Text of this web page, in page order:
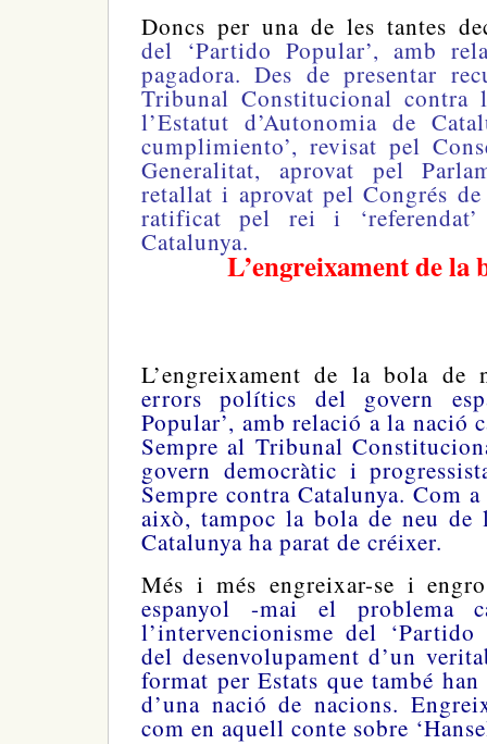
Doncs per una de les tantes
del ‘Partido Popular’, amb
pagadora. Des de presentar
Tribunal Constitucional contra
l’Estatut d’Autonomia de
cumplimiento’, revisat pel
Generalitat, aprovat pel
retallat i aprovat pel Congrés
ratificat pel rei i
Catalunya.
L’engreixament de la
L’engreixament de la bola
errors polítics del govern
Popular’, amb relació a la nació
Sempre al Tribunal
govern democràtic i
Sempre contra Catalunya. Com
això, tampoc la bola de neu de
Catalunya ha parat de créixer.
Més i més engreixar-se i
espanyol -mai el problema
l’intervencionisme del ‘Partido
del desenvolupament d’un
format per Estats que també
d’una nació de nacions.
com en aquell conte sobre